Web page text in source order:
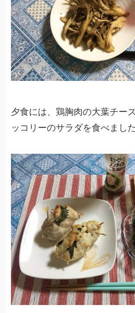
夕食には、鶏胸肉の大葉チー
ッコリーのサラダを食べました